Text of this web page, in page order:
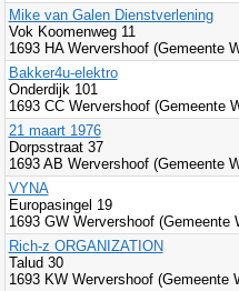
Mike van Galen Dienstverlening
Vok Koomenweg 11
1693 HA Wervershoof (Gemeente
Bakker4u-elektro
Onderdijk 101
1693 CC Wervershoof (Gemeente
21 maart 1976
Dorpsstraat 37
1693 AB Wervershoof (Gemeente
VYNA
Europasingel 19
1693 GW Wervershoof (Gemeente
Rich-z ORGANIZATION
Talud 30
1693 KW Wervershoof (Gemeente